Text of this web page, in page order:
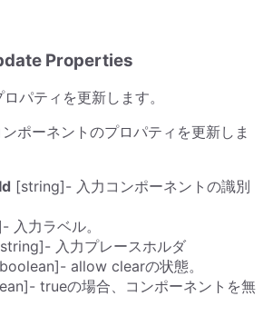
Properties
パティを更新します。
ポーネントのプロパティを更新しま
[string]- 入力コンポーネントの識別
入力ラベル。
入力プレースホルダ
allow clearの状態。
trueの場合、コンポーネントを無